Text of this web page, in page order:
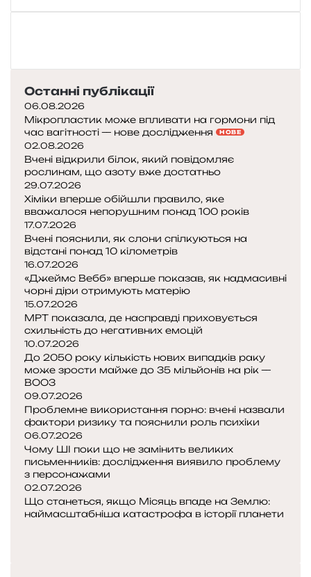
е
г
н
и
и
м
і
л
ь
й
о
н
и
р
о
к
і
в
—
і
я
к
ц
е
з
м
Останні публікації
06.08.2026
Мікропластик може впливати на гормони під
час вагітності — нове дослідження
НОВЕ
02.08.2026
Вчені відкрили білок, який повідомляє
рослинам, що азоту вже достатньо
29.07.2026
Хіміки вперше обійшли правило, яке
вважалося непорушним понад 100 років
17.07.2026
Вчені пояснили, як слони спілкуються на
відстані понад 10 кілометрів
16.07.2026
«Джеймс Вебб» вперше показав, як надмасивні
чорні діри отримують матерію
15.07.2026
МРТ показала, де насправді приховується
схильність до негативних емоцій
10.07.2026
До 2050 року кількість нових випадків раку
може зрости майже до 35 мільйонів на рік —
ВООЗ
09.07.2026
Проблемне використання порно: вчені назвали
фактори ризику та пояснили роль психіки
06.07.2026
Чому ШІ поки що не замінить великих
письменників: дослідження виявило проблему
з персонажами
02.07.2026
Що станеться, якщо Місяць впаде на Землю:
наймасштабніша катастрофа в історії планети